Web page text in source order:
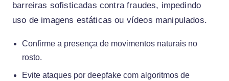
barreiras sofisticadas contra fraudes, impedindo
uso de imagens estáticas ou vídeos manipulados.
Confirme a presença de movimentos naturais no
rosto.
Evite ataques por deepfake com algoritmos de